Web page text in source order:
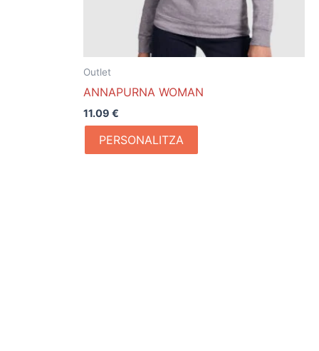
Outlet
ANNAPURNA WOMAN
11.09 €
PERSONALITZA